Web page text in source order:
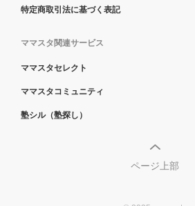
特定商取引法に基づく表記
ママスタ関連サービス
ママスタセレクト
ママスタコミュニティ
塾シル（塾探し）
ページ上部